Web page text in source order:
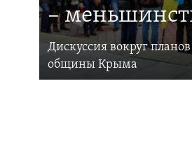
–
Дискуссия вокруг
общины Крыма